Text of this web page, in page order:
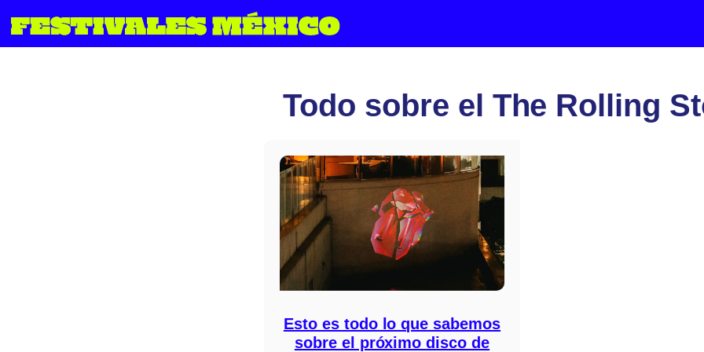
al
Todo sobre el The Rolling
Esto es todo lo que sabemos
sobre el próximo disco de